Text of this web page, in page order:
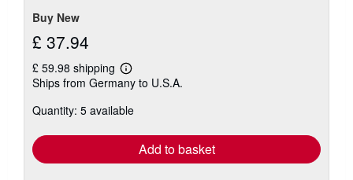
Buy New
£ 37.94
£ 59.98 shipping
Learn
more
shipping
Ships from Germany to U.S.A.
Quantity: 5 available
Add to basket